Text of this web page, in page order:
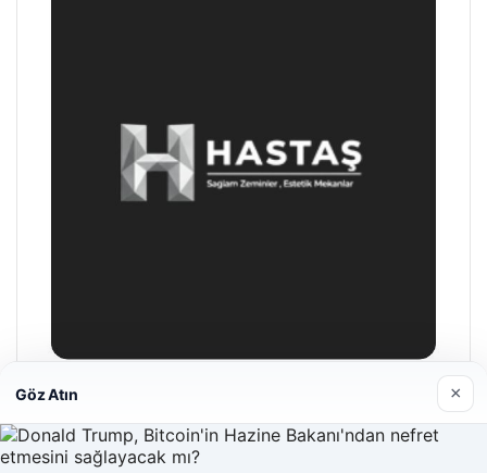
Hastaş Beton
26/05/2026
Göz Atın ×